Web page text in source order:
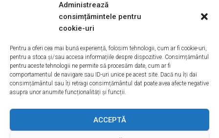
Administrează
consimțămintele pentru
cookie-uri
Pentru a oferi cea mai bună experiență, folosim tehnologii, cum ar fi cookie-uri,
pentru a stoca și/sau accesa informațiile despre dispozitive. Consimțământul
pentru aceste tehnologii ne permite să procesăm date, cum ar fi
comportamentul de navigare sau ID-uri unice pe acest site. Dacă nu îți dai
consimțământul sau îți retragi consimțământul dat poate avea afecte negative
asupra unor anumite funcționalități și funcții.
ACCEPTĂ
reparatii masini spalat Whirpool ILFOV Bine ati venit pe
Aveti o problema cu o masina de spalat whirpool? Tot ce
trebuie sa faceti este sa ne sunati Citește mai mult
DESPRE NOI SERVICII